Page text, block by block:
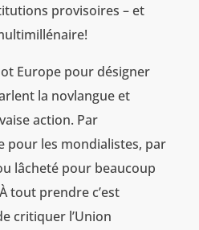
provisoires – et
Europe pour désigner
la novlangue et
action. Par
pour les mondialistes, par
lâcheté pour beaucoup
tout prendre c’est
critiquer l’Union